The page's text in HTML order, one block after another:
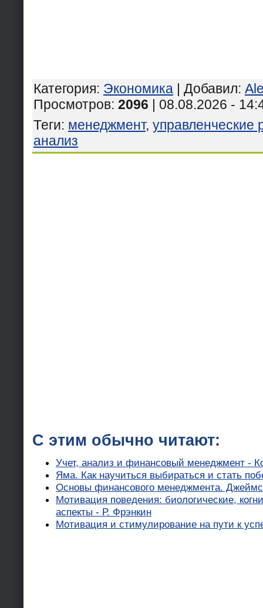
Категория: Экономика | Добавил:
Просмотров: 2096 | 08.08.2026 -
Теги: менеджмент, управленческие
анализ
С этим обычно читают:
Учет, анализ и финансовый менеджмент -
Яма. Как научиться выбираться и стать
Основы финансового менеджмента.
Мотивация поведения: биологические,
аспекты - Р. Фрэнкин
Мотивация и стимулирование на пути к